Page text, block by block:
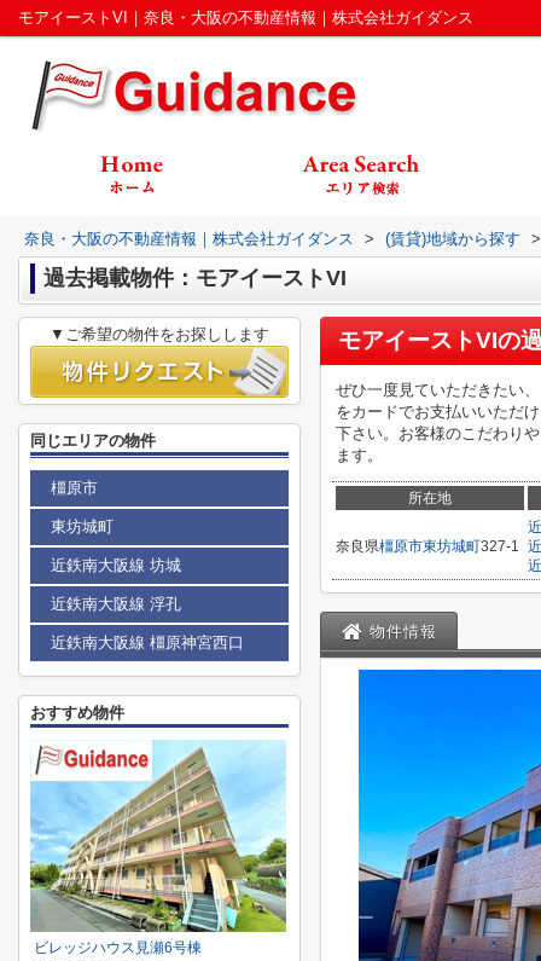
モアイーストVI｜奈良・大阪の不動産情報｜株式会社ガイダンス
奈良・大阪の不動産情報｜株式会社ガイダンス > (賃貸)地域から探す >
過去掲載物件：モアイーストVI
モアイーストVIの
ぜひ一度見ていただきたい
をカードでお支払いいただ
下さい。お客様のこだわり
ます。
所在地
奈良県橿原市東坊城町327-1
物件情報
▼ご希望の物件をお探しします
同じエリアの物件
橿原市
東坊城町
近鉄南大阪線 坊城
近鉄南大阪線 浮孔
近鉄南大阪線 橿原神宮西口
おすすめ物件
ビレッジハウス見瀬6号棟